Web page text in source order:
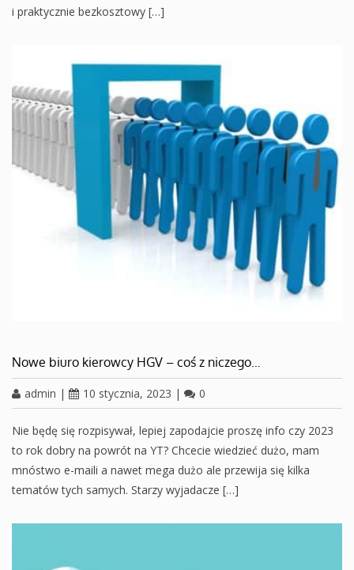
i praktycznie bezkosztowy […]
Nowe biuro kierowcy HGV – coś z niczego…
admin | 10 stycznia, 2023 | 0
Nie będę się rozpisywał, lepiej zapodajcie proszę info czy 2023
to rok dobry na powrót na YT? Chcecie wiedzieć dużo, mam
mnóstwo e-maili a nawet mega dużo ale przewija się kilka
tematów tych samych. Starzy wyjadacze […]